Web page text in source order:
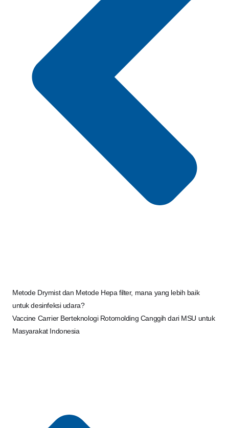
Metode Drymist dan Metode Hepa filter, mana yang lebih baik
untuk desinfeksi udara?
Vaccine Carrier Berteknologi Rotomolding Canggih dari MSU untuk
Masyarakat Indonesia